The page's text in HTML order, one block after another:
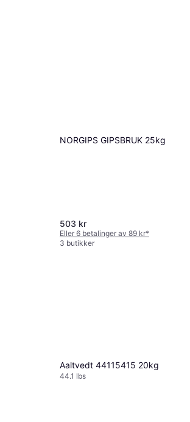
NORGIPS GIPSBRUK 25kg
503 kr
Eller 6 betalinger av 89 kr*
3 butikker
Aaltvedt 44115415 20kg
44.1 lbs